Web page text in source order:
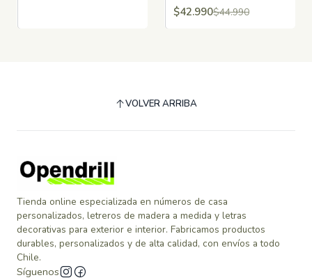
$42.990$44.990
VOLVER ARRIBA
Tienda online especializada en números de casa
personalizados, letreros de madera a medida y letras
decorativas para exterior e interior. Fabricamos productos
durables, personalizados y de alta calidad, con envíos a todo
Chile.
Síguenos